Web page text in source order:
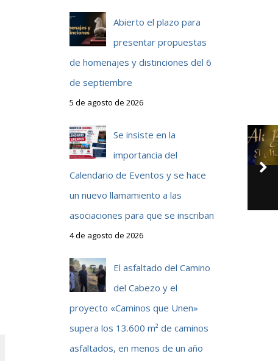
Abierto el plazo para
presentar propuestas
de homenajes y distinciones del 6
de septiembre
5 de agosto de 2026
Se insiste en la
importancia del
Calendario de Eventos y se hace
un nuevo llamamiento a las
asociaciones para que se inscriban
4 de agosto de 2026
El asfaltado del Camino
del Cabezo y el
proyecto «Caminos que Unen»
supera los 13.600 m² de caminos
asfaltados, en menos de un año